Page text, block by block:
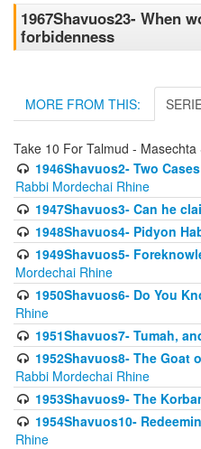
1967Shavuos23- When
forbidenness
MORE FROM THIS:
Take 10 For Talmud - Masechta
1946Shavuos2- Two
Rabbi Mordechai Rhine
1947Shavuos3- Can he
1948Shavuos4- Pidyon
1949Shavuos5-
Mordechai Rhine
1950Shavuos6- Do You
Rhine
1951Shavuos7- Tumah,
1952Shavuos8- The Goat
Rabbi Mordechai Rhine
1953Shavuos9- The
1954Shavuos10-
Rhine